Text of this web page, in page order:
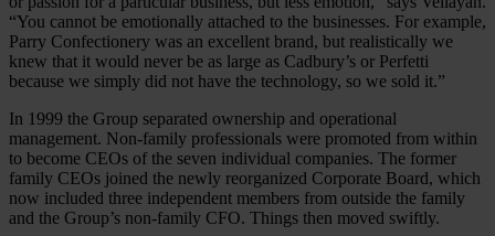
“You cannot be emotionally attached to the businesses. For example,
Parry Confectionery was an excellent brand, but realistically we
knew that it would never be as large as Cadbury’s or Perfetti
because we simply did not have the technology, so we sold it.”
In 1999 the Group separated ownership and operational
management. Non-family professionals were promoted from within
to become CEOs of the seven individual companies. The former
family CEOs joined the newly reorganized Corporate Board, which
now included three independent members from outside the family
and the Group’s non-family CFO. Things then moved swiftly.